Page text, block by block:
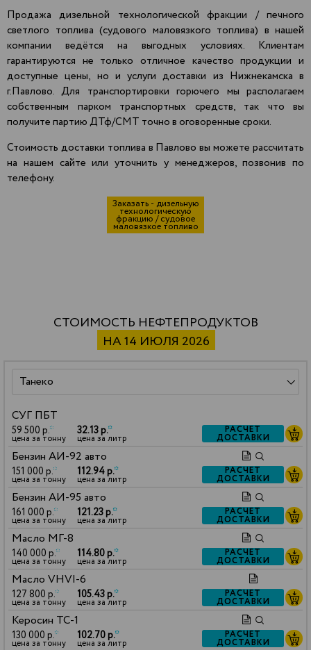
Продажа дизельной технологической фракции / печного
светлого топлива (судового маловязкого топлива) в нашей
компании ведётся на выгодных условиях. Клиентам
гарантируются не только отличное качество продукции и
доступные цены, но и услуги доставки из Нижнекамска в
г.Павлово. Для транспортировки горючего мы располагаем
собственным парком транспортных средств, так что вы
получите партию ДТф/СМТ точно в оговоренные сроки.
Стоимость доставки топлива в Павлово вы можете рассчитать
на нашем сайте или уточнить у менеджеров, позвонив по
телефону.
Заказать - дизельную
технологическую
фракцию / судовое
маловязкое топливо
СТОИМОСТЬ НЕФТЕПРОДУКТОВ
НА 14 ИЮЛЯ 2026
СУГ ПБТ
59 500 р.*
цена за тонну
32.13 р.*
цена за литр
РАСЧЕТ
ДОСТАВКИ
Бензин АИ-92 авто
151 000 р.*
цена за тонну
112.94 р.*
цена за литр
РАСЧЕТ
ДОСТАВКИ
Бензин АИ-95 авто
161 000 р.*
цена за тонну
121.23 р.*
цена за литр
РАСЧЕТ
ДОСТАВКИ
Масло МГ-8
140 000 р.*
цена за тонну
114.80 р.*
цена за литр
РАСЧЕТ
ДОСТАВКИ
Масло VHVI-6
127 800 р.*
цена за тонну
105.43 р.*
цена за литр
РАСЧЕТ
ДОСТАВКИ
Керосин ТС-1
130 000 р.*
цена за тонну
102.70 р.*
цена за литр
РАСЧЕТ
ДОСТАВКИ